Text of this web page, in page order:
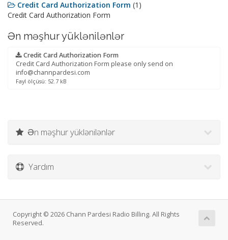
Credit Card Authorization Form (1)
Credit Card Authorization Form
Ən məşhur yüklənilənlər
Credit Card Authorization Form
Credit Card Authorization Form please only send on
info@channpardesi.com
Fayl ölçüsü: 52.7 kB
Ən məşhur yüklənilənlər
Yardım
Copyright © 2026 Chann Pardesi Radio Billing. All Rights
Reserved.